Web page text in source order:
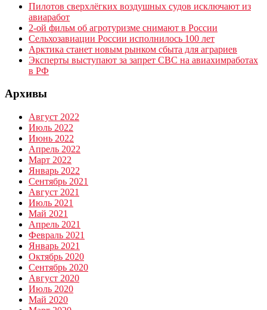
Пилотов сверхлёгких воздушных судов исключают из
авиаработ
2-ой фильм об агротуризме снимают в России
Сельхозавиации России исполнилось 100 лет
Арктика станет новым рынком сбыта для аграриев
Эксперты выступают за запрет СВС на авиахимработах
в РФ
Архивы
Август 2022
Июль 2022
Июнь 2022
Апрель 2022
Март 2022
Январь 2022
Сентябрь 2021
Август 2021
Июль 2021
Май 2021
Апрель 2021
Февраль 2021
Январь 2021
Октябрь 2020
Сентябрь 2020
Август 2020
Июль 2020
Май 2020